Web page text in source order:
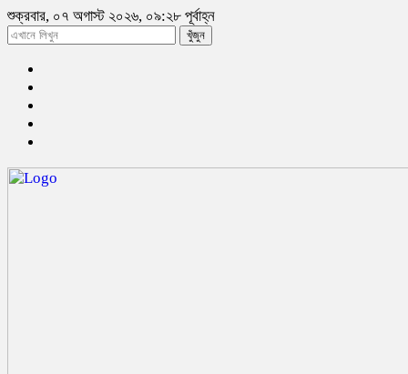
শুক্রবার, ০৭ অগাস্ট ২০২৬, ০৯:২৮ পূর্বাহ্ন
খুঁজুন